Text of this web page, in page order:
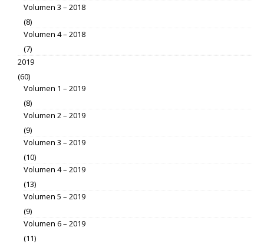
Volumen 3 – 2018
(8)
Volumen 4 – 2018
(7)
2019
(60)
Volumen 1 – 2019
(8)
Volumen 2 – 2019
(9)
Volumen 3 – 2019
(10)
Volumen 4 – 2019
(13)
Volumen 5 – 2019
(9)
Volumen 6 – 2019
(11)